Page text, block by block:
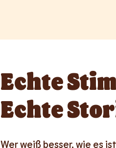
Echte
Echte
Wer weiß besser, wie es